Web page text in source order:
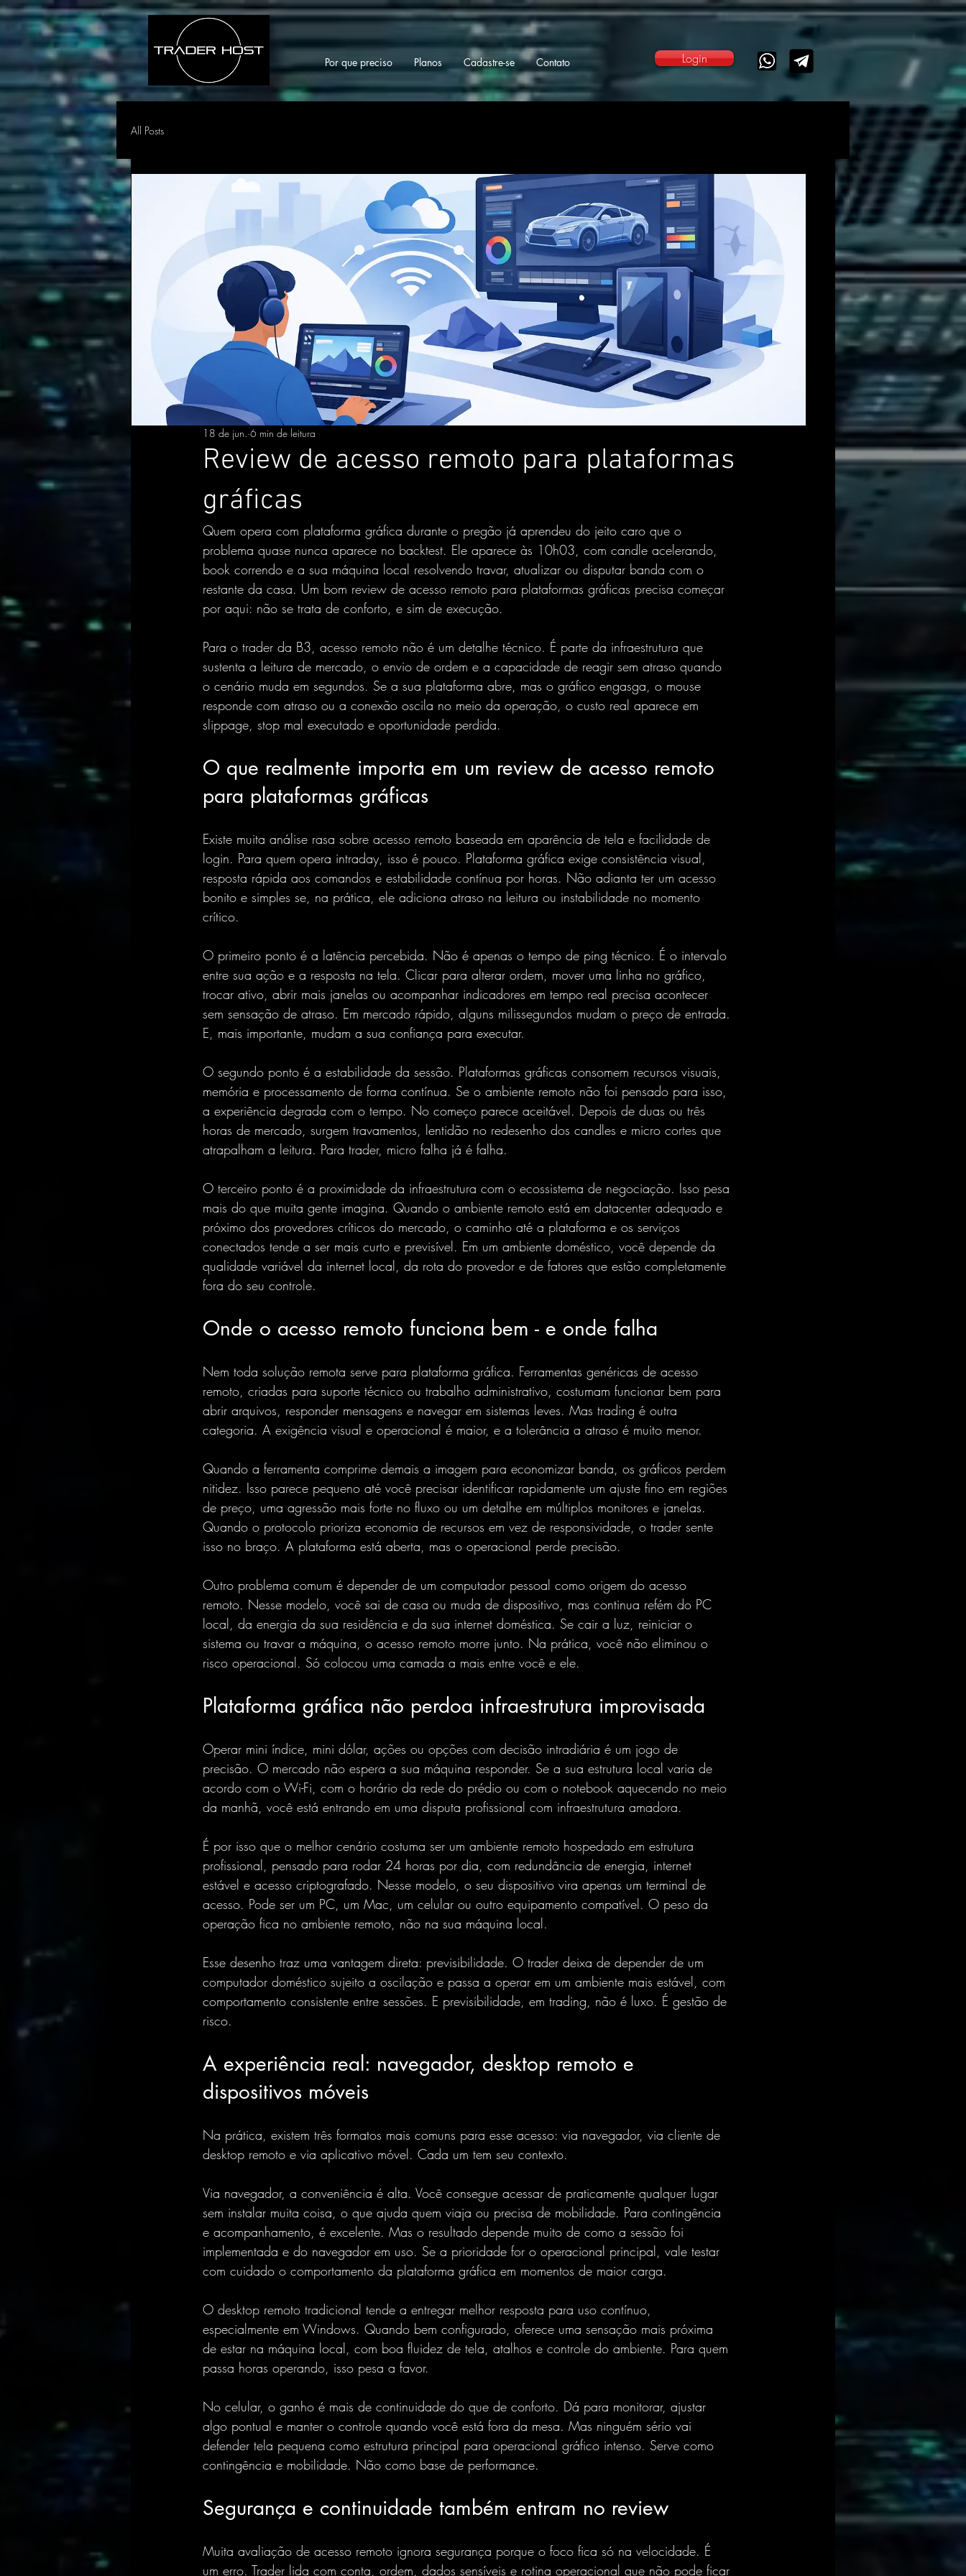
Por que preciso Planos Cadastre-se Contato Login
All Posts
Review de acesso remoto para plataformas
gráficas
18 de jun. 6 min de leitura
Quem opera com plataforma gráfica durante o pregão já aprendeu do jeito caro que o
problema quase nunca aparece no backtest. Ele aparece às 10h03, com candle acelerando,
book correndo e a sua máquina local resolvendo travar, atualizar ou disputar banda com o
restante da casa. Um bom review de acesso remoto para plataformas gráficas precisa começar
por aqui: não se trata de conforto, e sim de execução.
Para o trader da B3, acesso remoto não é um detalhe técnico. É parte da infraestrutura que
sustenta a leitura de mercado, o envio de ordem e a capacidade de reagir sem atraso quando
o cenário muda em segundos. Se a sua plataforma abre, mas o gráfico engasga, o mouse
responde com atraso ou a conexão oscila no meio da operação, o custo real aparece em
slippage, stop mal executado e oportunidade perdida.
O que realmente importa em um review de acesso remoto
para plataformas gráficas
Existe muita análise rasa sobre acesso remoto baseada em aparência de tela e facilidade de
login. Para quem opera intraday, isso é pouco. Plataforma gráfica exige consistência visual,
resposta rápida aos comandos e estabilidade contínua por horas. Não adianta ter um acesso
bonito e simples se, na prática, ele adiciona atraso na leitura ou instabilidade no momento
crítico.
O primeiro ponto é a latência percebida. Não é apenas o tempo de ping técnico. É o intervalo
entre sua ação e a resposta na tela. Clicar para alterar ordem, mover uma linha no gráfico,
trocar ativo, abrir mais janelas ou acompanhar indicadores em tempo real precisa acontecer
sem sensação de atraso. Em mercado rápido, alguns milissegundos mudam o preço de entrada.
E, mais importante, mudam a sua confiança para executar.
O segundo ponto é a estabilidade da sessão. Plataformas gráficas consomem recursos visuais,
memória e processamento de forma contínua. Se o ambiente remoto não foi pensado para isso,
a experiência degrada com o tempo. No começo parece aceitável. Depois de duas ou três
horas de mercado, surgem travamentos, lentidão no redesenho dos candles e micro cortes que
atrapalham a leitura. Para trader, micro falha já é falha.
O terceiro ponto é a proximidade da infraestrutura com o ecossistema de negociação. Isso pesa
mais do que muita gente imagina. Quando o ambiente remoto está em datacenter adequado e
próximo dos provedores críticos do mercado, o caminho até a plataforma e os serviços
conectados tende a ser mais curto e previsível. Em um ambiente doméstico, você depende da
qualidade variável da internet local, da rota do provedor e de fatores que estão completamente
fora do seu controle.
Onde o acesso remoto funciona bem - e onde falha
Nem toda solução remota serve para plataforma gráfica. Ferramentas genéricas de acesso
remoto, criadas para suporte técnico ou trabalho administrativo, costumam funcionar bem para
abrir arquivos, responder mensagens e navegar em sistemas leves. Mas trading é outra
categoria. A exigência visual e operacional é maior, e a tolerância a atraso é muito menor.
Quando a ferramenta comprime demais a imagem para economizar banda, os gráficos perdem
nitidez. Isso parece pequeno até você precisar identificar rapidamente um ajuste fino em regiões
de preço, uma agressão mais forte no fluxo ou um detalhe em múltiplos monitores e janelas.
Quando o protocolo prioriza economia de recursos em vez de responsividade, o trader sente
isso no braço. A plataforma está aberta, mas o operacional perde precisão.
Outro problema comum é depender de um computador pessoal como origem do acesso
remoto. Nesse modelo, você sai de casa ou muda de dispositivo, mas continua refém do PC
local, da energia da sua residência e da sua internet doméstica. Se cair a luz, reiniciar o
sistema ou travar a máquina, o acesso remoto morre junto. Na prática, você não eliminou o
risco operacional. Só colocou uma camada a mais entre você e ele.
Plataforma gráfica não perdoa infraestrutura improvisada
Operar mini índice, mini dólar, ações ou opções com decisão intradiária é um jogo de
precisão. O mercado não espera a sua máquina responder. Se a sua estrutura local varia de
acordo com o Wi-Fi, com o horário da rede do prédio ou com o notebook aquecendo no meio
da manhã, você está entrando em uma disputa profissional com infraestrutura amadora.
É por isso que o melhor cenário costuma ser um ambiente remoto hospedado em estrutura
profissional, pensado para rodar 24 horas por dia, com redundância de energia, internet
estável e acesso criptografado. Nesse modelo, o seu dispositivo vira apenas um terminal de
acesso. Pode ser um PC, um Mac, um celular ou outro equipamento compatível. O peso da
operação fica no ambiente remoto, não na sua máquina local.
Esse desenho traz uma vantagem direta: previsibilidade. O trader deixa de depender de um
computador doméstico sujeito a oscilação e passa a operar em um ambiente mais estável, com
comportamento consistente entre sessões. E previsibilidade, em trading, não é luxo. É gestão de
risco.
A experiência real: navegador, desktop remoto e
dispositivos móveis
Na prática, existem três formatos mais comuns para esse acesso: via navegador, via cliente de
desktop remoto e via aplicativo móvel. Cada um tem seu contexto.
Via navegador, a conveniência é alta. Você consegue acessar de praticamente qualquer lugar
sem instalar muita coisa, o que ajuda quem viaja ou precisa de mobilidade. Para contingência
e acompanhamento, é excelente. Mas o resultado depende muito de como a sessão foi
implementada e do navegador em uso. Se a prioridade for o operacional principal, vale testar
com cuidado o comportamento da plataforma gráfica em momentos de maior carga.
O desktop remoto tradicional tende a entregar melhor resposta para uso contínuo,
especialmente em Windows. Quando bem configurado, oferece uma sensação mais próxima
de estar na máquina local, com boa fluidez de tela, atalhos e controle do ambiente. Para quem
passa horas operando, isso pesa a favor.
No celular, o ganho é mais de continuidade do que de conforto. Dá para monitorar, ajustar
algo pontual e manter o controle quando você está fora da mesa. Mas ninguém sério vai
defender tela pequena como estrutura principal para operacional gráfico intenso. Serve como
contingência e mobilidade. Não como base de performance.
Segurança e continuidade também entram no review
Muita avaliação de acesso remoto ignora segurança porque o foco fica só na velocidade. É
um erro. Trader lida com conta, ordem, dados sensíveis e rotina operacional que não pode ficar